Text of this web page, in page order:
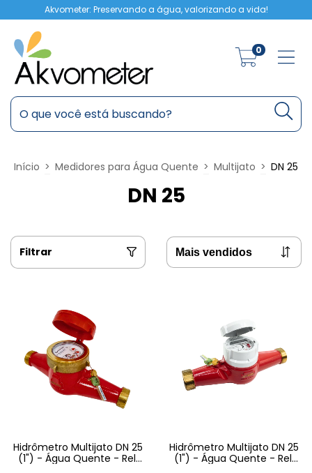
Akvometer: Preservando a água, valorizando a vida!
0
Início > Medidores para Água Quente > Multijato > DN 25
DN 25
Filtrar
Hidrômetro Multijato DN 25
(1") - Água Quente - Rel.
Hidrômetro Multijato DN 25
(1") - Água Quente - Rel.